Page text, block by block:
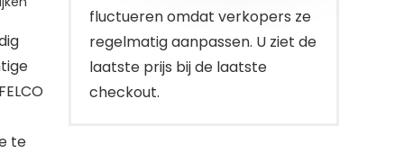
te
fluctueren omdat verkopers ze
regelmatig aanpassen. U ziet de
laatste prijs bij de laatste
checkout.